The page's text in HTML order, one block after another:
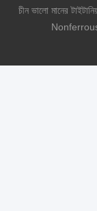
চীন ভালো মানের